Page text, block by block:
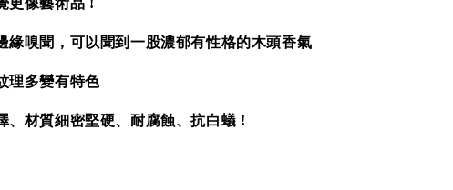
更像藝術品 !
緣嗅聞，可以聞到一股濃郁有性格的木頭香氣
理多變有特色
、材質細密堅硬、耐腐蝕、抗白蟻 !